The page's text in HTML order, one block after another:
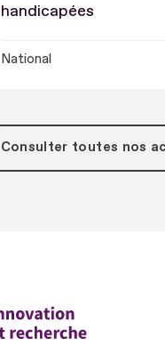
handicapées
National
Consulter toutes nos